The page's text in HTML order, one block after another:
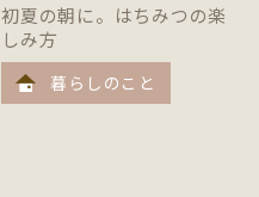
初夏の朝に。はちみつの楽
しみ方
暮らしのこと